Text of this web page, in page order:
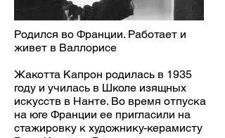
Родился во Франции. Работает и
живет в Валлорисе
Жакотта Капрон родилась в 1935
году и училась в Школе изящных
искусств в Нанте. Во время отпуска
на юге Франции ее пригласили на
стажировку к художнику-керамисту